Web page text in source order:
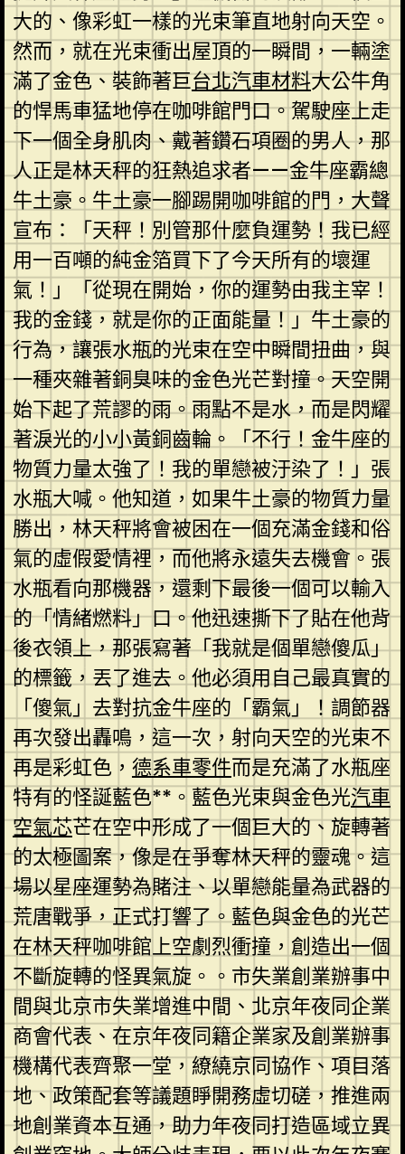
大的、像彩虹一樣的光束筆直地射向天空。
然而，就在光束衝出屋頂的一瞬間，一輛塗
滿了金色、裝飾著巨台北汽車材料大公牛角
的悍馬車猛地停在咖啡館門口。駕駛座上走
下一個全身肌肉、戴著鑽石項圈的男人，那
人正是林天秤的狂熱追求者——金牛座霸總
牛土豪。牛土豪一腳踢開咖啡館的門，大聲
宣布：「天秤！別管那什麼負運勢！我已經
用一百噸的純金箔買下了今天所有的壞運
氣！」「從現在開始，你的運勢由我主宰！
我的金錢，就是你的正面能量！」牛土豪的
行為，讓張水瓶的光束在空中瞬間扭曲，與
一種夾雜著銅臭味的金色光芒對撞。天空開
始下起了荒謬的雨。雨點不是水，而是閃耀
著淚光的小小黃銅齒輪。「不行！金牛座的
物質力量太強了！我的單戀被汙染了！」張
水瓶大喊。他知道，如果牛土豪的物質力量
勝出，林天秤將會被困在一個充滿金錢和俗
氣的虛假愛情裡，而他將永遠失去機會。張
水瓶看向那機器，還剩下最後一個可以輸入
的「情緒燃料」口。他迅速撕下了貼在他背
後衣領上，那張寫著「我就是個單戀傻瓜」
的標籤，丟了進去。他必須用自己最真實的
「傻氣」去對抗金牛座的「霸氣」！調節器
再次發出轟鳴，這一次，射向天空的光束不
再是彩虹色， 德系車零件而是充滿了水瓶座
特有的怪誕藍色**。藍色光束與金色光汽車
空氣芯芒在空中形成了一個巨大的、旋轉著
的太極圖案，像是在爭奪林天秤的靈魂。這
場以星座運勢為賭注、以單戀能量為武器的
荒唐戰爭，正式打響了。藍色與金色的光芒
在林天秤咖啡館上空劇烈衝撞，創造出一個
不斷旋轉的怪異氣旋。。市失業創業辦事中
間與北京市失業增進中間、北京年夜同企業
商會代表、在京年夜同籍企業家及創業辦事
機構代表齊聚一堂，繚繞京同協作、項目落
地、政策配套等議題睜開務虛切磋，推進兩
地創業資本互通，助力年夜同打造區域立異